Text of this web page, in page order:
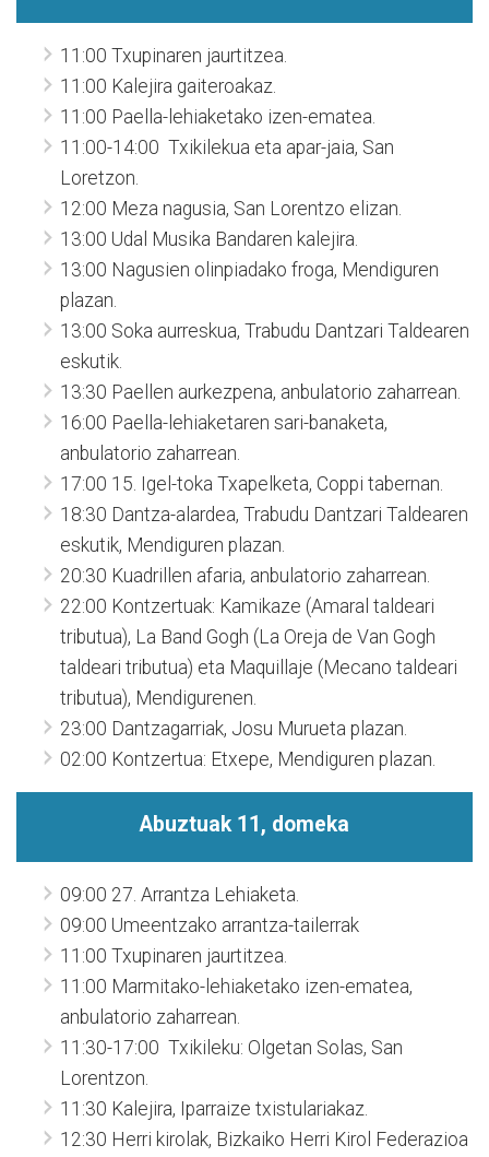
11:00 Txupinaren jaurtitzea.
11:00 Kalejira gaiteroakaz.
11:00 Paella-lehiaketako izen-ematea.
11:00-14:00 Txikilekua eta apar-jaia, San
Loretzon.
12:00 Meza nagusia, San Lorentzo elizan.
13:00 Udal Musika Bandaren kalejira.
13:00 Nagusien olinpiadako froga, Mendiguren
plazan.
13:00 Soka aurreskua, Trabudu Dantzari Taldearen
eskutik.
13:30 Paellen aurkezpena, anbulatorio zaharrean.
16:00 Paella-lehiaketaren sari-banaketa,
anbulatorio zaharrean.
17:00 15. Igel-toka Txapelketa, Coppi tabernan.
18:30 Dantza-alardea, Trabudu Dantzari Taldearen
eskutik, Mendiguren plazan.
20:30 Kuadrillen afaria, anbulatorio zaharrean.
22:00 Kontzertuak: Kamikaze (Amaral taldeari
tributua), La Band Gogh (La Oreja de Van Gogh
taldeari tributua) eta Maquillaje (Mecano taldeari
tributua), Mendigurenen.
23:00 Dantzagarriak, Josu Murueta plazan.
02:00 Kontzertua: Etxepe, Mendiguren plazan.
Abuztuak 11, domeka
09:00 27. Arrantza Lehiaketa.
09:00 Umeentzako arrantza-tailerrak
11:00 Txupinaren jaurtitzea.
11:00 Marmitako-lehiaketako izen-ematea,
anbulatorio zaharrean.
11:30-17:00 Txikileku: Olgetan Solas, San
Lorentzon.
11:30 Kalejira, Iparraize txistulariakaz.
12:30 Herri kirolak, Bizkaiko Herri Kirol Federazioa